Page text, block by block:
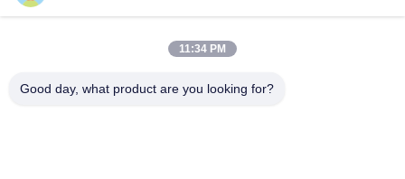
E-Mail-Adresse
0086-18148506772
11:34 PM
Good day, what product are you looking for?